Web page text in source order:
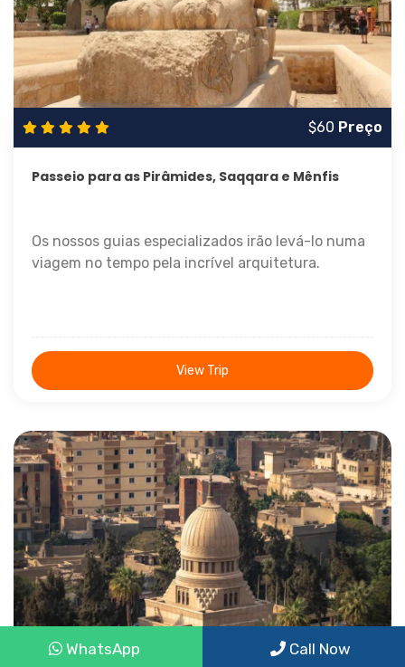
WhatsApp Call Now
$60 Preço
Passeio para as Pirâmides, Saqqara e Mênfis
Os nossos guias especializados irão levá-lo numa
viagem no tempo pela incrível arquitetura.
View Trip